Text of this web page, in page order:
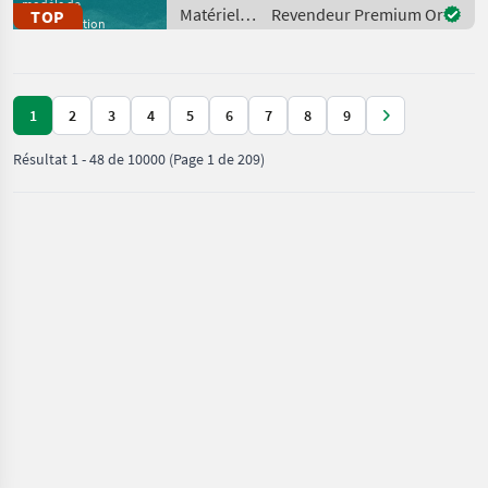
TOP
modèle de
démonstration
Matériels
de
Revendeur Premium Or
1 2 3 4 5 6 7 8 9
Résultat 1-48de 10000 (Page 1 de 209)